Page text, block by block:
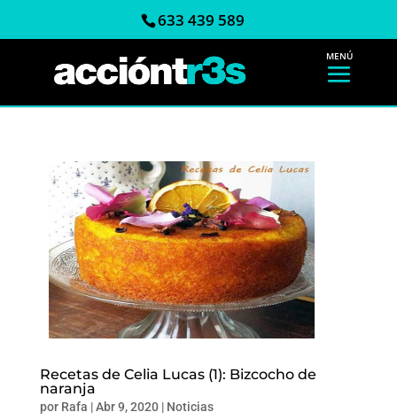
633 439 589
Recetas de Celia Lucas (1): Bizcocho de
naranja
por Rafa |Abr 9, 2020| Noticias